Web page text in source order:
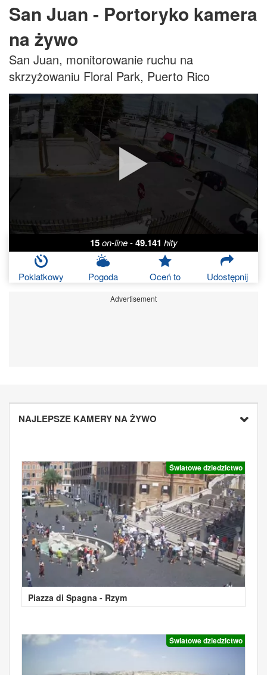
San Juan - Portoryko kamera
na żywo
San Juan, monitorowanie ruchu na
skrzyżowaniu Floral Park, Puerto Rico
15 on-line - 49.141 hity
Poklatkowy Pogoda Oceń to Udostępnij
Advertisement
NAJLEPSZE KAMERY NA ŻYWO
Światowe dziedzictwo
Piazza di Spagna - Rzym
Światowe dziedzictwo